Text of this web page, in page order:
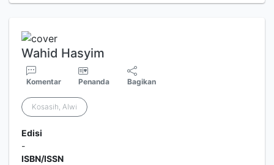
Wahid Hasyim
Komentar Penanda Bagikan
Kosasih, Alwi
Edisi
-
ISBN/ISSN